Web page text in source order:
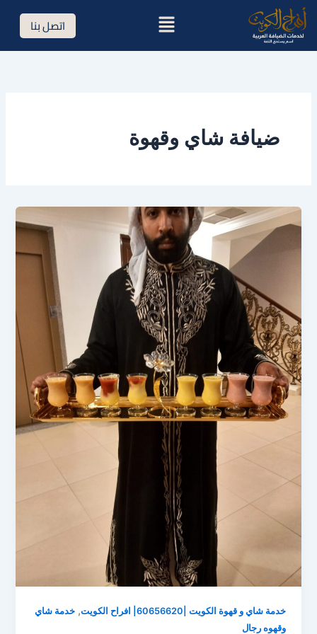
تخطي
إلى
المحتوى
القائمة اتصل بنا
ضيافة شاي وقهوة
خدمة شاي و قهوة الكويت |60656620| افراح الكويت ,خدمة شاي
وقهوه رجال